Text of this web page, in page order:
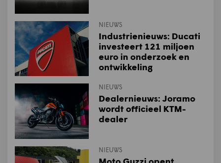
NIEUWS
Industrienieuws: Ducati
investeert 121 miljoen
euro in onderzoek en
ontwikkeling
NIEUWS
Dealernieuws: Joramo
wordt officieel KTM-
dealer
NIEUWS
Moto Guzzi opent